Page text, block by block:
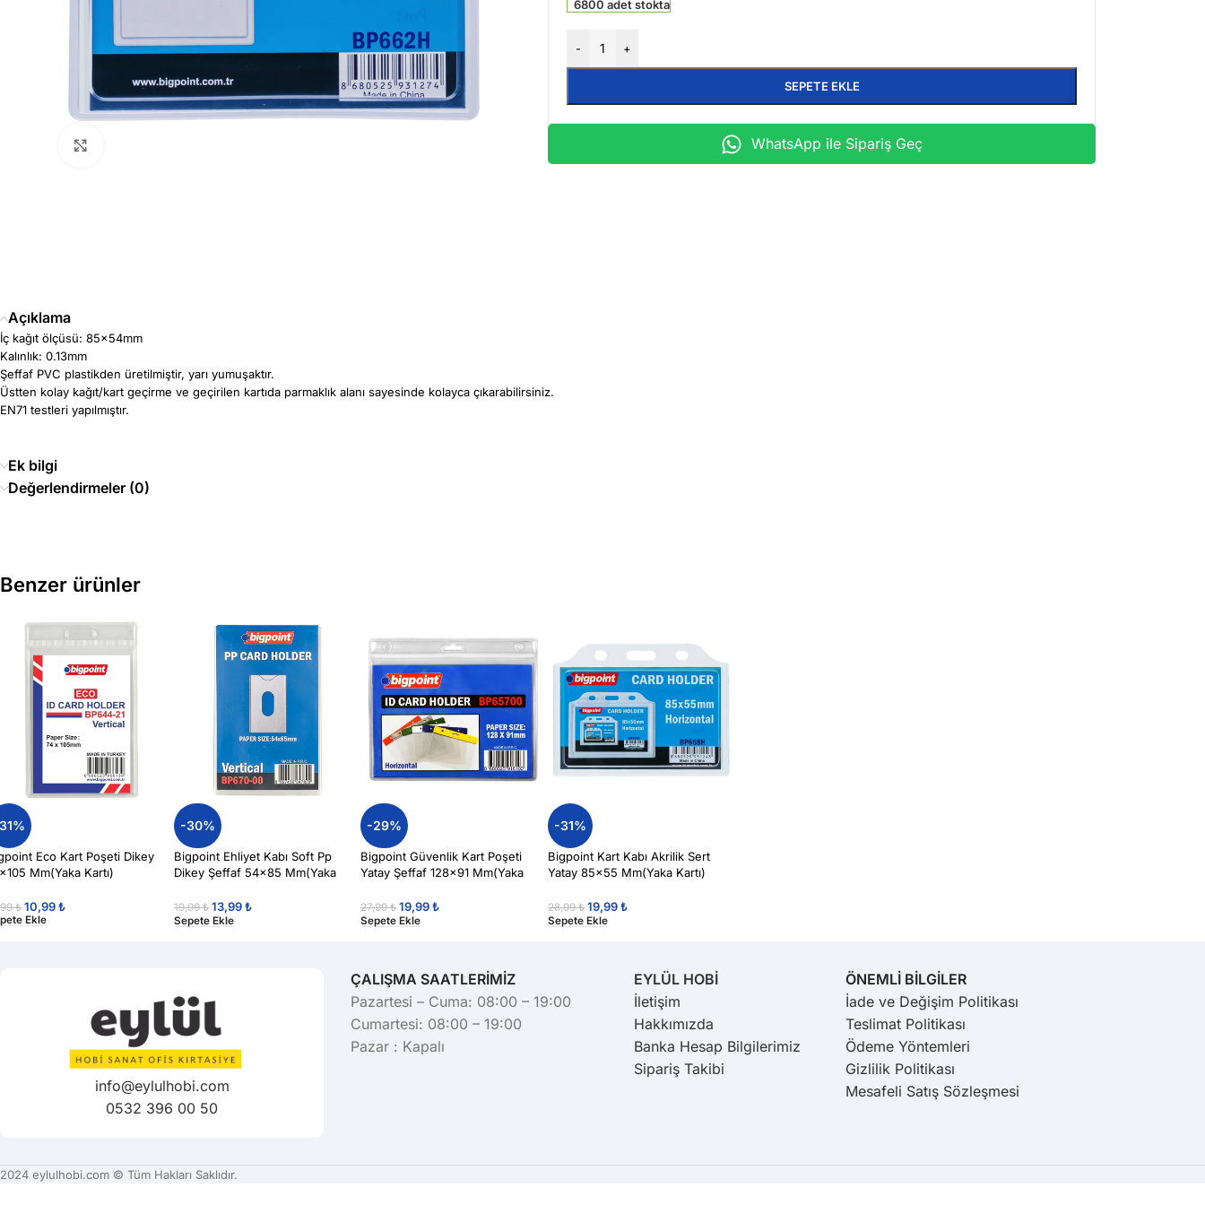
6800 adet stokta
- +
SEPETE EKLE
WhatsApp ile Sipariş Geç
Açıklama
İç kağıt ölçüsü: 85x54mm
Kalınlık: 0.13mm
Şeffaf PVC plastikden üretilmiştir, yarı yumuşaktır.
Üstten kolay kağıt/kart geçirme ve geçirilen kartıda parmaklık alanı sayesinde kolayca çıkarabilirsiniz.
EN71 testleri yapılmıştır.
Ek bilgi
Değerlendirmeler (0)
Benzer ürünler
Eco Kart Poşeti Dikey
Mm(Yaka Kartı)
₺ 10,99₺
Ekle
-30%
Bigpoint Ehliyet Kabı Soft Pp
Dikey Şeffaf 54×85 Mm(Yaka
19,99₺ 13,99₺
Sepete Ekle
-29%
Bigpoint Güvenlik Kart Poşeti
Yatay Şeffaf 128×91 Mm(Yaka
27,99₺ 19,99₺
Sepete Ekle
-31%
Bigpoint Kart Kabı Akrilik Sert
Yatay 85×55 Mm(Yaka Kartı)
28,99₺ 19,99₺
Sepete Ekle
info@eylulhobi.com
0532 396 00 50
ÇALIŞMA SAATLERİMİZ
Pazartesi – Cuma: 08:00 – 19:00
Cumartesi: 08:00 – 19:00
Pazar : Kapalı
EYLÜL HOBİ
İletişim
Hakkımızda
Banka Hesap Bilgilerimiz
Sipariş Takibi
ÖNEMLİ BİLGİLER
İade ve Değişim Politikası
Teslimat Politikası
Ödeme Yöntemleri
Gizlilik Politikası
Mesafeli Satış Sözleşmesi
2024 eylulhobi.com © Tüm Hakları Saklıdır.